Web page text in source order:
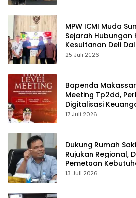
MPW ICMI Muda
Sejarah Hubungan
Kesultanan Deli
NKRI
25 Juli 2026
Bapenda
Meeting Tp2dd,
Digitalisasi
Daerah
17 Juli 2026
Dukung Rumah
Rujukan Regional,
Pemetaan
13 Juli 2026